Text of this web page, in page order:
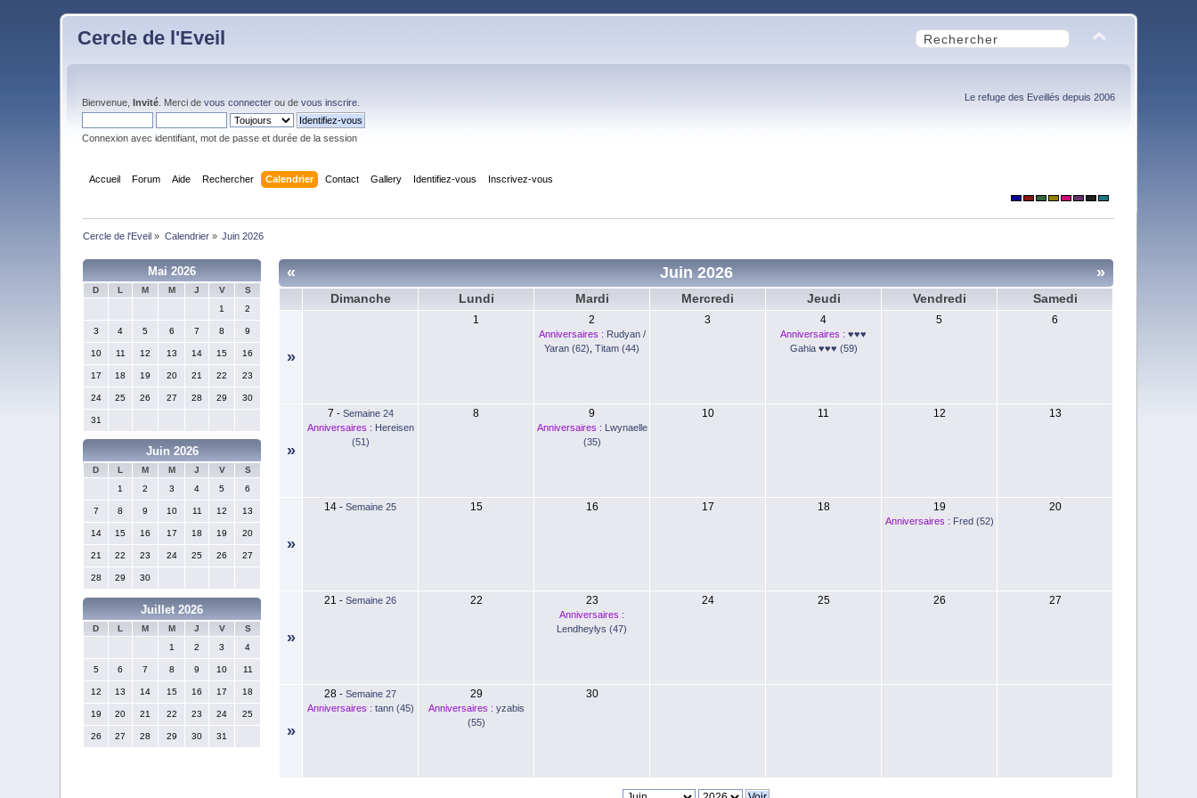
Cercle de l'Eveil
Bienvenue,Invité . Merci devous connecter ou devous inscrire
Connexion avec identifiant, mot de passe et durée de la session
Le refuge des Eveillés depuis 2006
Accueil Forum Aide Rechercher Calendrier Contact Gallery Identifiez-vous Inscrivez-vous
Cercle de l'Eveil » Calendrier» Juin 2026
Mai 2026
D L M M J V
S
1
2
3 4 5 6 7 8 9
10 11 12 13 14 15 16
17 18 19 20 21 22 23
24 25 26 27 28 29 30
31
Juin 2026
D L M M J V
S
1
2 3 4 5 6
7 8 9 10 11 12 13
14 15 16 17 18 19 20
21 22 23 24 25 26 27
28 29 30
Juillet 2026
D L M M J V
S
1
2 3 4
5 6 7 8 9 10 11
12 13 14 15 16 17 18
19 20 21 22 23 24 25
26 27 28 29 30 31
« »
Juin 2026
Dimanche Lundi Mardi Mercredi Jeudi Vendredi Samedi
»
1 2
Anniversaires : Rudyan /
Yaran (62) ,Titam (44)
3 4
Anniversaires : ♥♥♥
Gahia ♥♥♥ (59)
5 6
»
7 - Semaine 24
Anniversaires : Hereisen
(51)
8 9
Anniversaires : Lwynaelle
(35)
10 11 12 13
»
14 -Semaine 25 15 16 17 18 19
Anniversaires : Fred (52)
20
»
21 -Semaine 26 22 23
Anniversaires :
Lendheylys (47)
24 25 26 27
»
28 -Semaine 27
Anniversaires : tann (45)
29
Anniversaires : yzabis
(55)
30